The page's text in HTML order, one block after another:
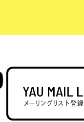
YAU MAIL
メーリングリスト登